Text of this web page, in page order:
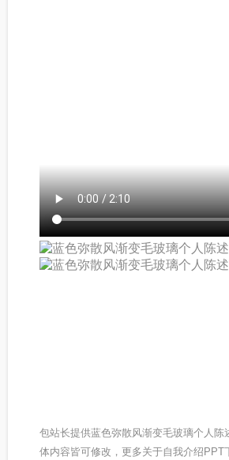
包站长提供蓝色弥散风渐变毛玻璃个人
体内容皆可修改，更多关于自我介绍PPT